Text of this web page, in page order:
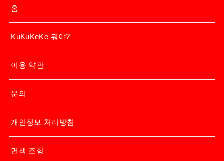
홈
KuKuKeKe 뭐야?
이용 약관
문의
개인정보 처리방침
면책 조항